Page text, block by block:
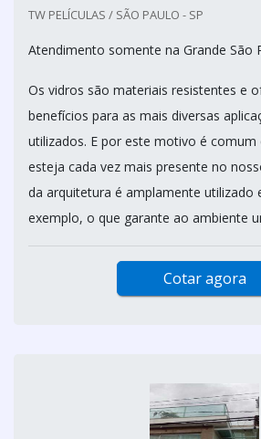
TW PELÍCULAS / SÃO PAULO - SP
Atendimento somente na Grande São
Os vidros são materiais resistentes e
benefícios para as mais diversas
utilizados. E por este motivo é comum
esteja cada vez mais presente no
da arquitetura é amplamente utilizado
exemplo, o que garante ao ambiente
Cotar agora